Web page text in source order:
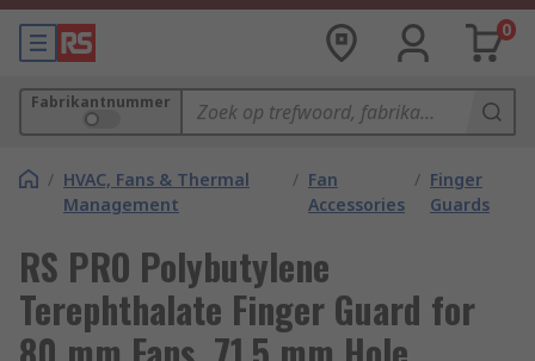
0
Fabrikantnummer
/ HVAC, Fans & Thermal
Management
/ Fan
Accessories
/ Finger
Guards
RS PRO Polybutylene
Terephthalate Finger Guard for